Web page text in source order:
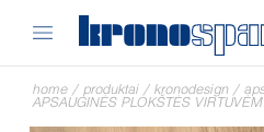
home / produktai / kronodesign /
APSAUGINĖS PLOKŠTĖS VIRTUVĖM